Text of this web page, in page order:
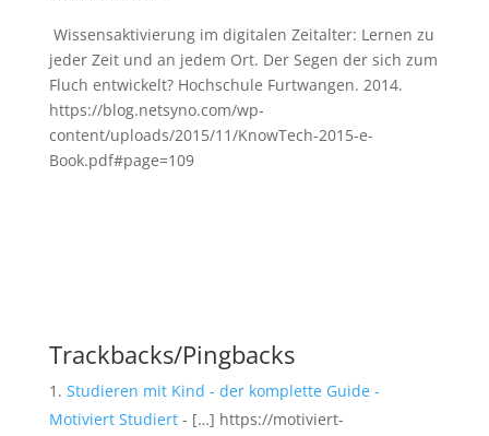
Wissensaktivierung im digitalen Zeitalter: Lernen zu
jeder Zeit und an jedem Ort. Der Segen der sich zum
Fluch entwickelt? Hochschule Furtwangen. 2014.
https://blog.netsyno.com/wp-
content/uploads/2015/11/KnowTech-2015-e-
Book.pdf#page=109
Trackbacks/Pingbacks
Studieren mit Kind - der komplette Guide -
Motiviert Studiert- […] https://motiviert-